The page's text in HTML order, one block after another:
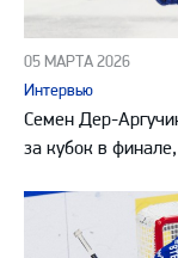
05 МАРТА 2026
Интервью
Семен Дер-
за кубок в